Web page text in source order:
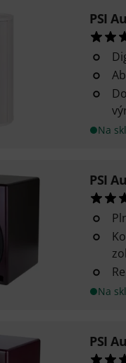
PSI
Na
PSI
Na
PSI